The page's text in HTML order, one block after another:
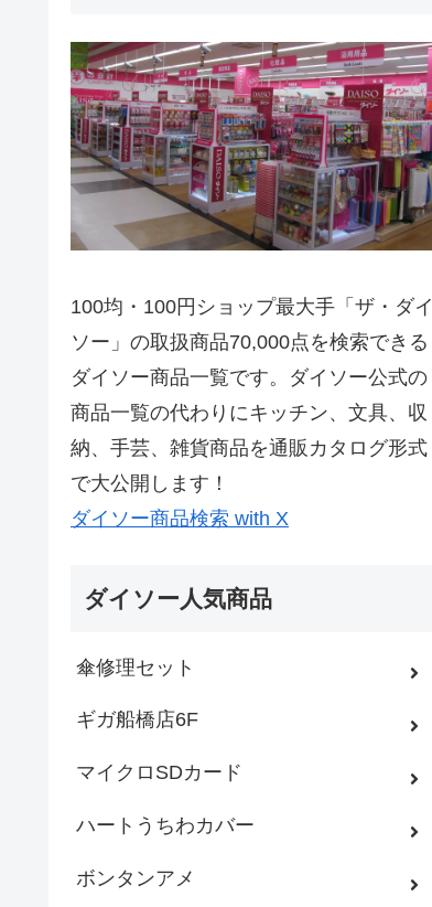
100均・100円ショップ最大手「ザ・ダイ
ソー」の取扱商品70,000点を検索できる
ダイソー商品一覧です。ダイソー公式の
商品一覧の代わりにキッチン、文具、収
納、手芸、雑貨商品を通販カタログ形式
で大公開します！
ダイソー商品検索 with X
ダイソー人気商品
傘修理セット
ギガ船橋店6F
マイクロSDカード
ハートうちわカバー
ボンタンアメ